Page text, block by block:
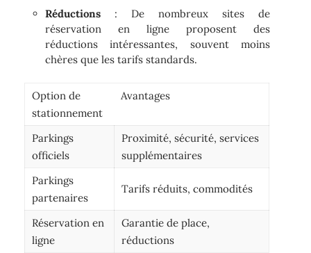
Réductions : De nombreux sites de
réservation en ligne proposent des
réductions intéressantes, souvent moins
chères que les tarifs standards.
Option de
stationnement
Avantages
Parkings
officiels
Proximité, sécurité, services
supplémentaires
Parkings
partenaires
Tarifs réduits, commodités
Réservation en
ligne
Garantie de place,
réductions